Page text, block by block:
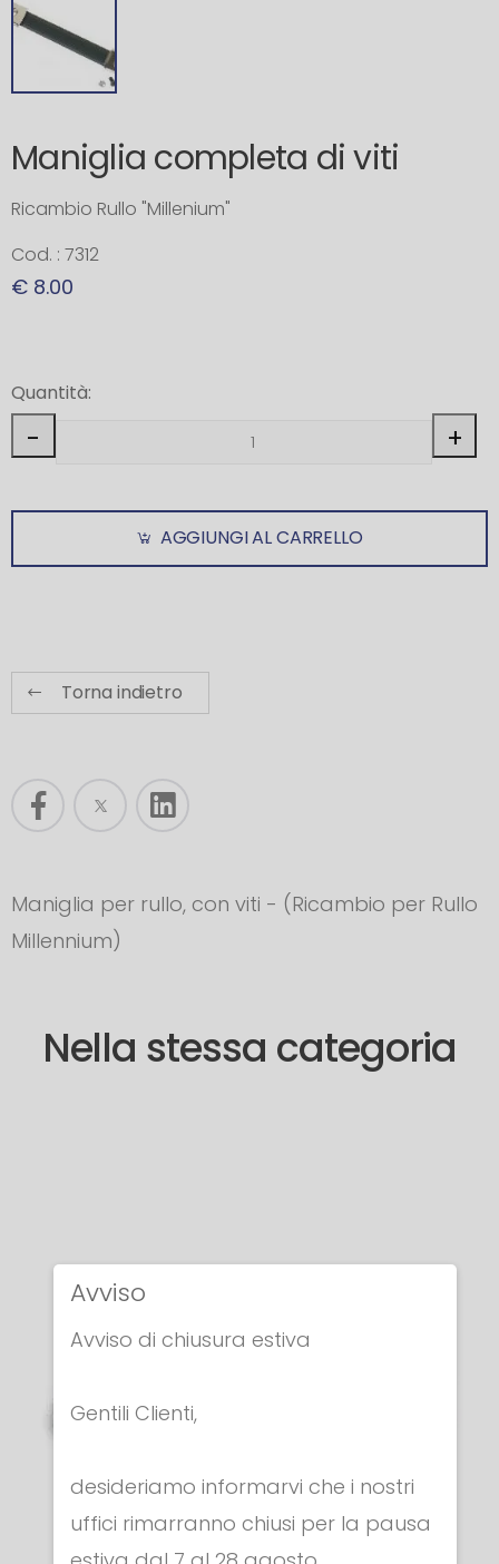
Maniglia completa di viti
Ricambio Rullo "Millenium"
Cod. : 7312
€ 8.00
Quantità:
- +
AGGIUNGI AL CARRELLO
Torna indietro
Maniglia per rullo, con viti - (Ricambio per Rullo
Millennium)
Nella stessa categoria
Avviso
Avviso di chiusura estiva
Gentili Clienti,
desideriamo informarvi che i nostri
uffici rimarranno chiusi per la pausa